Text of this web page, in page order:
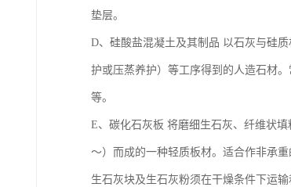
垫层。
D、硅酸盐混凝土及其制品 以石灰与硅
护或压蒸养护）等工序得到的人造石材
等。
E、碳化石灰板 将磨细生石灰、纤维状
～）而成的一种轻质板材。适合作非承重
生石灰块及生石灰粉须在干燥条件下运